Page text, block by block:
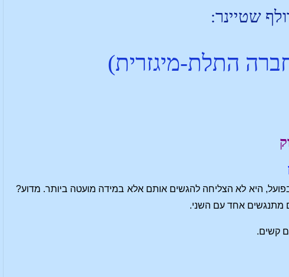
שטיינר:
התלת-מיגזרית)
היא לא הצליחה להגשים אותם אלא במידה מועטה ביותר. מדוע?
מתנגשים אחד עם השני.
קשים.